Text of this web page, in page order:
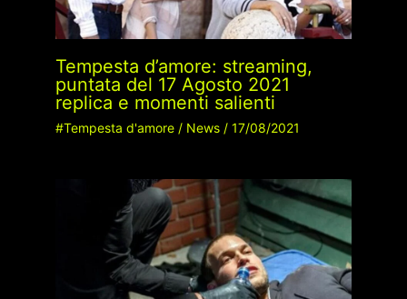
Tempesta d’amore: streaming,
puntata del 17 Agosto 2021
replica e momenti salienti
#Tempesta d'amore/ News/ 17/08/2021